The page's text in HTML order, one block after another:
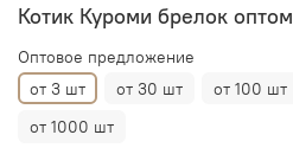
Котик Куроми брелок оптом
Оптовое предложение
от 3 шт
от 30 шт от 100 шт
от 1000 шт